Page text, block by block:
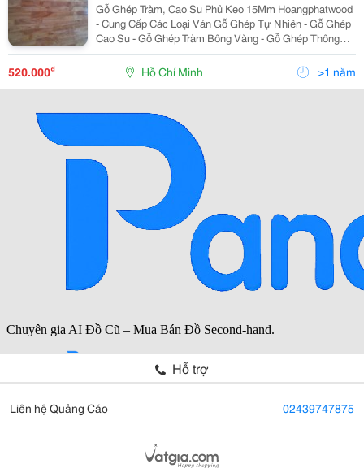
Gỗ Ghép Tràm, Cao Su Phủ Keo 15Mm Hoangphatwood
- Cung Cấp Các Loại Ván Gỗ Ghép Tự Nhiên - Gỗ Ghép
Cao Su - Gỗ Ghép Tràm Bông Vàng - Gỗ Ghép Thông
Mặt Gỗ Có Những Loại : Aa , Ab, Bc Gỗ Ghép Sử Dụng
Đóng Nội Thất : Bàn, Ghế, Tủ, Giườ
520.000₫ Hồ Chí Minh >1 năm
Hỗ trợ
Liên hệ Quảng Cáo 02439747875